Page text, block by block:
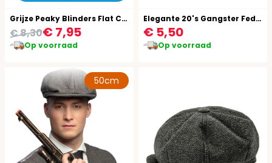
Grijze Peaky Blinders Flat Cap
€ 7,95
€ 8,30
Op voorraad
Elegante 20's Gangster Fedora
€ 5,50
Op voorraad
50cm